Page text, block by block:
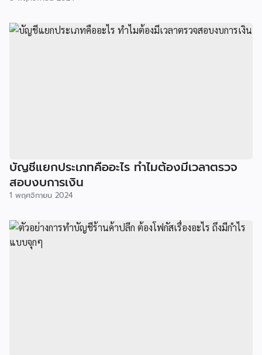
บัญชีแยกประเภทคืออะไร ทำไมต้องมีเวลาตรวจ
สอบงบการเงิน
1 พฤศจิกายน 2024